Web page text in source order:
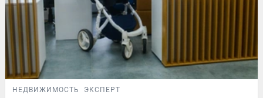
НЕДВИЖИМОСТЬ ЭКСПЕРТ